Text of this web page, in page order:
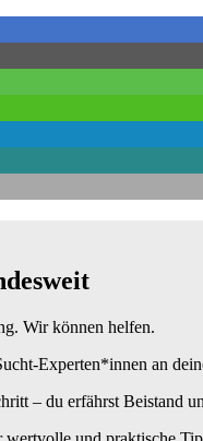
Wir können helfen.
Experten*innen an
– du erfährst Beistand